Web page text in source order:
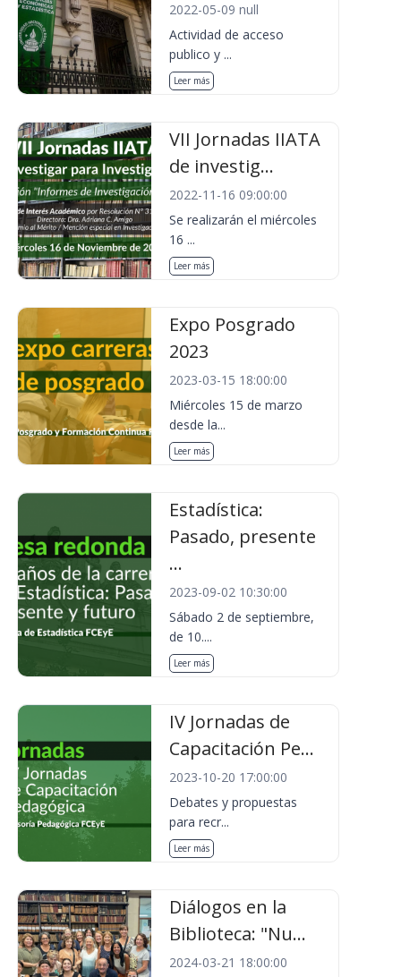
2022-05-09 null
Actividad de acceso
publico y ...
Leer más
VII Jornadas IIATA
de investig...
2022-11-16 09:00:00
Se realizarán el miércoles
16 ...
Leer más
Expo Posgrado
2023
2023-03-15 18:00:00
Miércoles 15 de marzo
desde la...
Leer más
Estadística:
Pasado, presente
...
2023-09-02 10:30:00
Sábado 2 de septiembre,
de 10....
Leer más
IV Jornadas de
Capacitación Pe...
2023-10-20 17:00:00
Debates y propuestas
para recr...
Leer más
Diálogos en la
Biblioteca: "Nu...
2024-03-21 18:00:00